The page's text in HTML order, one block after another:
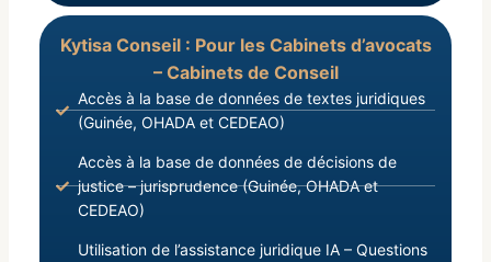
Kytisa Conseil : Pour les Cabinets d’avocats
– Cabinets de Conseil
Accès à la base de données de textes juridiques
(Guinée, OHADA et CEDEAO)
Accès à la base de données de décisions de
justice – jurisprudence (Guinée, OHADA et
CEDEAO)
Utilisation de l’assistance juridique IA – Questions